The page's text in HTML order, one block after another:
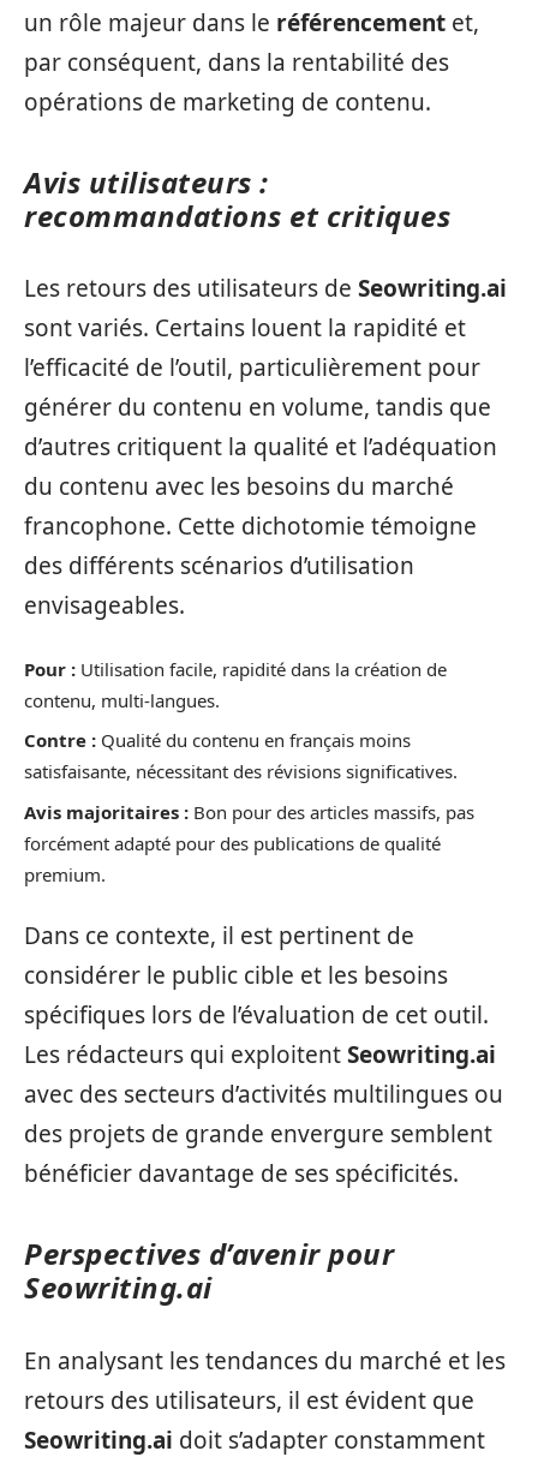
un rôle majeur dans le référencement et,
par conséquent, dans la rentabilité des
opérations de marketing de contenu.
Avis utilisateurs :
recommandations et critiques
Les retours des utilisateurs de Seowriting.ai
sont variés. Certains louent la rapidité et
l’efficacité de l’outil, particulièrement pour
générer du contenu en volume, tandis que
d’autres critiquent la qualité et l’adéquation
du contenu avec les besoins du marché
francophone. Cette dichotomie témoigne
des différents scénarios d’utilisation
envisageables.
Pour : Utilisation facile, rapidité dans la création de
contenu, multi-langues.
Contre : Qualité du contenu en français moins
satisfaisante, nécessitant des révisions significatives.
Avis majoritaires : Bon pour des articles massifs, pas
forcément adapté pour des publications de qualité
premium.
Dans ce contexte, il est pertinent de
considérer le public cible et les besoins
spécifiques lors de l’évaluation de cet outil.
Les rédacteurs qui exploitentSeowriting.ai
avec des secteurs d’activités multilingues ou
des projets de grande envergure semblent
bénéficier davantage de ses spécificités.
Perspectives d’avenir pour
Seowriting.ai
En analysant les tendances du marché et les
retours des utilisateurs, il est évident que
Seowriting.ai doit s’adapter constamment